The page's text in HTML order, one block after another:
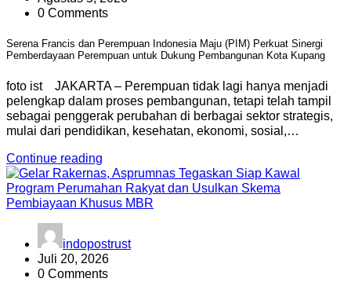
0 Comments
Serena Francis dan Perempuan Indonesia Maju (PIM) Perkuat Sinergi
Pemberdayaan Perempuan untuk Dukung Pembangunan Kota Kupang
foto ist JAKARTA – Perempuan tidak lagi hanya menjadi
pelengkap dalam proses pembangunan, tetapi telah tampil
sebagai penggerak perubahan di berbagai sektor strategis,
mulai dari pendidikan, kesehatan, ekonomi, sosial,…
Continue reading
indopostrust
Juli 20, 2026
0 Comments